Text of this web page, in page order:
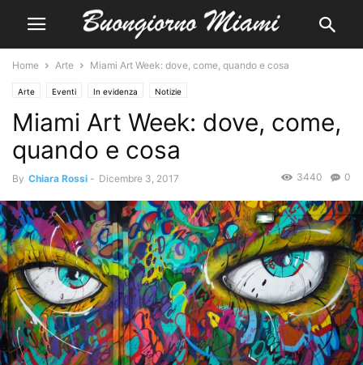
Home Arte Miami Art Week: dove, come, quando e cosa
Arte Eventi In evidenza Notizie
Miami Art Week: dove, come,
quando e cosa
By Chiara Rossi - Dicembre 3, 2017 0
3440